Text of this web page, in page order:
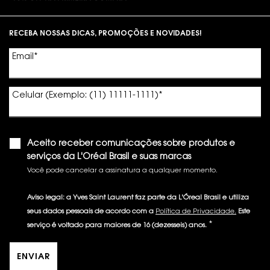
RECEBA NOSSAS DICAS, PROMOÇÕES E NOVIDADES!
Email *
Celular (Exemplo: (11) 11111-1111) *
Aceito receber comunicações sobre produtos e
serviços da L'Oréal Brasil e suas marcas
Você pode cancelar a assinatura a qualquer momento.​
Aviso legal: a Yves Saint Laurent faz parte da L'Óreal Brasil e utiliza
seus dados pessoais de acordo com a Política de Privacidade. Este
serviço é voltado para maiores de 16 (dezesseis) anos. *
ENVIAR